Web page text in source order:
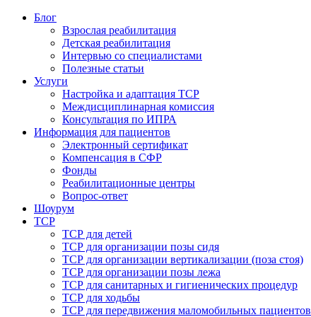
Блог
Взрослая реабилитация
Детская реабилитация
Интервью со специалистами
Полезные статьи
Услуги
Настройка и адаптация ТСР
Междисциплинарная комиссия
Консультация по ИПРА
Информация для пациентов
Электронный сертификат
Компенсация в СФР
Фонды
Реабилитационные центры
Вопрос-ответ
Шоурум
ТСР
ТСР для детей
ТСР для организации позы сидя
ТСР для организации вертикализации (поза стоя)
ТСР для организации позы лежа
ТСР для санитарных и гигиенических процедур
ТСР для ходьбы
ТСР для передвижения маломобильных пациентов